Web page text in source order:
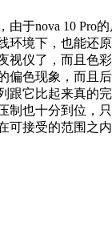
由于nova 10 Pro
环境下，也能还
视仪了，而且色
偏色现象，而且
跟它比起来真的
制也十分到位，
可接受的范围之内